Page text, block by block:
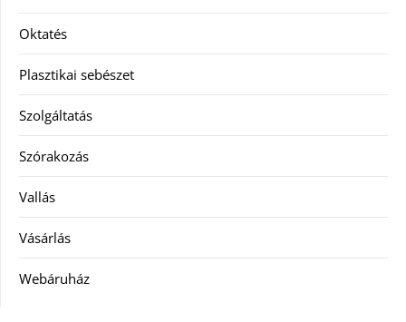
Oktatés
Plasztikai sebészet
Szolgáltatás
Szórakozás
Vallás
Vásárlás
Webáruház